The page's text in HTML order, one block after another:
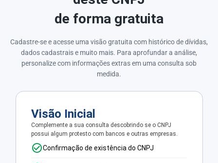
de forma gratuita
Cadastre-se e acesse uma visão gratuita com histórico de dívidas,
dados cadastrais e muito mais. Para aprofundar a análise,
personalize com informações extras em uma consulta sob
medida.
Visão Inicial
Complemente a sua consulta descobrindo se o CNPJ
possui algum protesto com bancos e outras empresas.
Confirmação de existência do CNPJ